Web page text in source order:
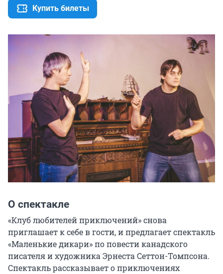
Купить билеты
О спектакле
«Клуб любителей приключений» снова
приглашает к себе в гости, и предлагает спектакль
«Маленькие дикари» по повести канадского
писателя и художника Эрнеста Сеттон-Томпсона.
Спектакль рассказывает о приключениях